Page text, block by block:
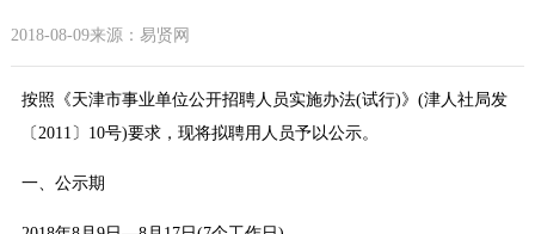
2018-08-09来源：易贤网
按照《天津市事业单位公开招聘人员实施办法(试行)》(津人社局发
〔2011〕10号)要求，现将拟聘用人员予以公示。
一、公示期